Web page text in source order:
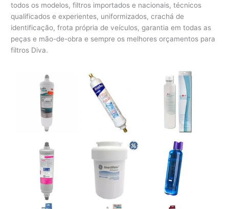
todos os modelos, filtros importados e nacionais, técnicos
qualificados e experientes, uniformizados, crachá de
identificação, frota própria de veículos, garantia em todas as
peças e mão-de-obra e sempre os melhores orçamentos para
filtros Diva.